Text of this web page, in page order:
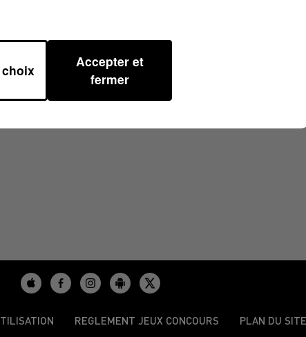
REGLEMENT JEUX CONCOURS PLAN DU SITE
Accepter et
fermer